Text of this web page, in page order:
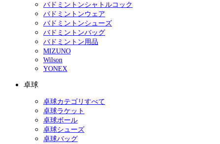
バドミントンシャトルコック
バドミントンウェア
バドミントンシューズ
バドミントンバッグ
バドミントン用品
MIZUNO
Wilson
YONEX
卓球
卓球カテゴリすべて
卓球ラケット
卓球ボール
卓球シューズ
卓球バッグ